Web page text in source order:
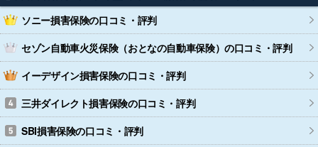
ソニー損害保険の口コミ・評判
セゾン自動車火災保険（おとなの自動車保険）の口コミ・評判
イーデザイン損害保険の口コミ・評判
三井ダイレクト損害保険の口コミ・評判
SBI損害保険の口コミ・評判